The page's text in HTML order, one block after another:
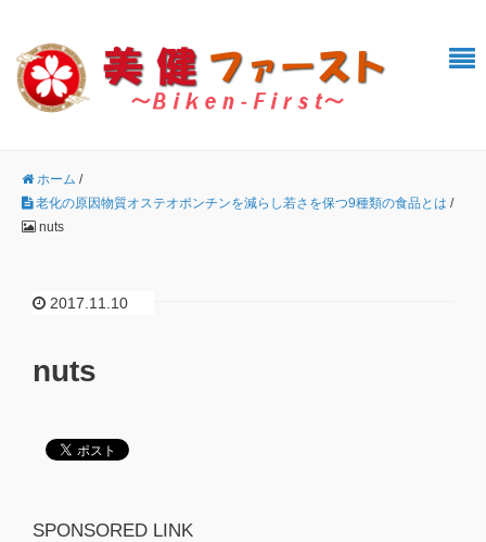
ホーム /
老化の原因物質オステオポンチンを減らし若さを保つ9種類の食品とは /
nuts
2017.11.10
nuts
SPONSORED LINK